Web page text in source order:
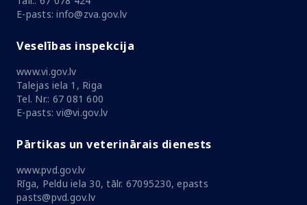
E-pasts: info@zva.gov.lv
Veselības inspekcija
www.vi.gov.lv
Talejas iela 1, Riga
Tel. Nr.: 67 081 600
E-pasts: vi@vi.gov.lv
Pārtikas un veterinārais dienests
www.pvd.gov.lv
Rīga, Peldu iela 30, tālr. 67095230, epasts
pasts@pvd.gov.lv